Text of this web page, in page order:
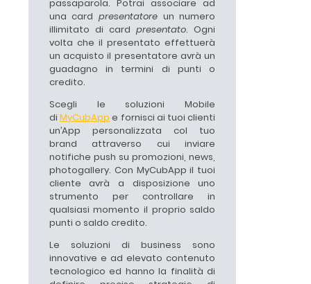
passaparola. Potrai associare ad
una card presentatore un numero
illimitato di cardpresentato. Ogni
volta che il presentato effettuerà
un acquisto il presentatore avrà un
guadagno in termini di punti o
credito.
Scegli le soluzioni Mobile
diMyCubApp e fornisci ai tuoi clienti
un’App personalizzata col tuo
brand attraverso cui inviare
notifiche push su promozioni, news,
photogallery. Con MyCubApp il tuoi
cliente avrà a disposizione uno
strumento per controllare in
qualsiasi momento il proprio saldo
punti o saldo credito.
Le soluzioni di business sono
innovative e ad elevato contenuto
tecnologico ed hanno la finalità di